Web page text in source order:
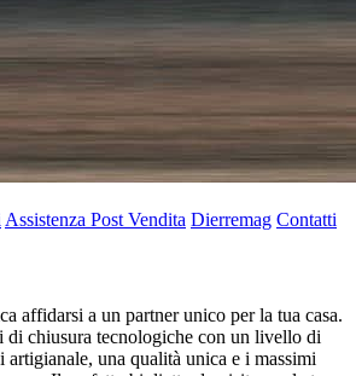
Assistenza Post Vendita Dierremag Contatti
affidarsi a un partner unico per la tua casa.
di chiusura tecnologiche con un livello di
artigianale, una qualità unica e i massimi